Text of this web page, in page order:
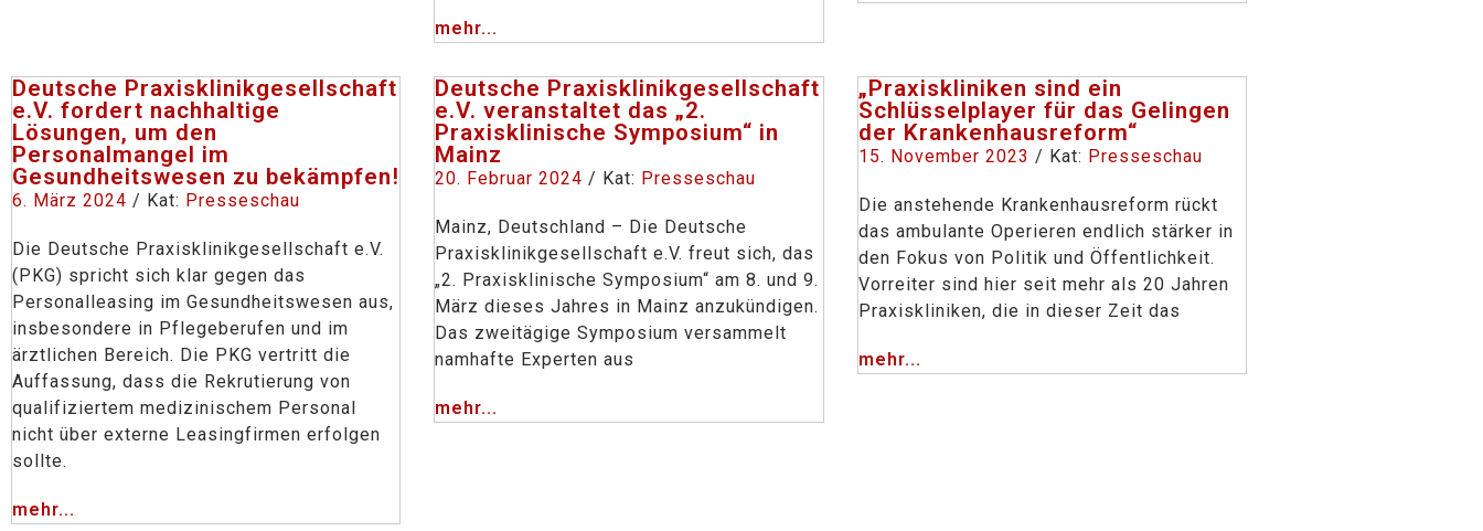
mehr...
Deutsche Praxisklinikgesellschaft
e.V. fordert nachhaltige
Lösungen, um den
Personalmangel im
Gesundheitswesen zu bekämpfen!
6. März 2024 / Kat: Presseschau
Die Deutsche Praxisklinikgesellschaft e.V.
(PKG) spricht sich klar gegen das
Personalleasing im Gesundheitswesen aus,
insbesondere in Pflegeberufen und im
ärztlichen Bereich. Die PKG vertritt die
Auffassung, dass die Rekrutierung von
qualifiziertem medizinischem Personal
nicht über externe Leasingfirmen erfolgen
sollte.
mehr...
Deutsche Praxisklinikgesellschaft
e.V. veranstaltet das „2.
Praxisklinische Symposium“ in
Mainz
20. Februar 2024 / Kat: Presseschau
Mainz, Deutschland – Die Deutsche
Praxisklinikgesellschaft e.V. freut sich, das
„2. Praxisklinische Symposium“ am 8. und 9.
März dieses Jahres in Mainz anzukündigen.
Das zweitägige Symposium versammelt
namhafte Experten aus
mehr...
„Praxiskliniken sind ein
Schlüsselplayer für das Gelingen
der Krankenhausreform“
15. November 2023 / Kat: Presseschau
Die anstehende Krankenhausreform rückt
das ambulante Operieren endlich stärker in
den Fokus von Politik und Öffentlichkeit.
Vorreiter sind hier seit mehr als 20 Jahren
Praxiskliniken, die in dieser Zeit das
mehr...